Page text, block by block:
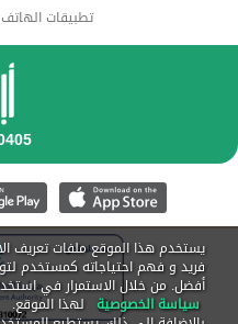
تطبيقات
يستخدم هذا الموقع ملفات تعريف
فريد و فهم احتياجاته كمستخدم
أفضل. من خلال الاستمرار في
سياسة الخصوصية لهذا الموقع.